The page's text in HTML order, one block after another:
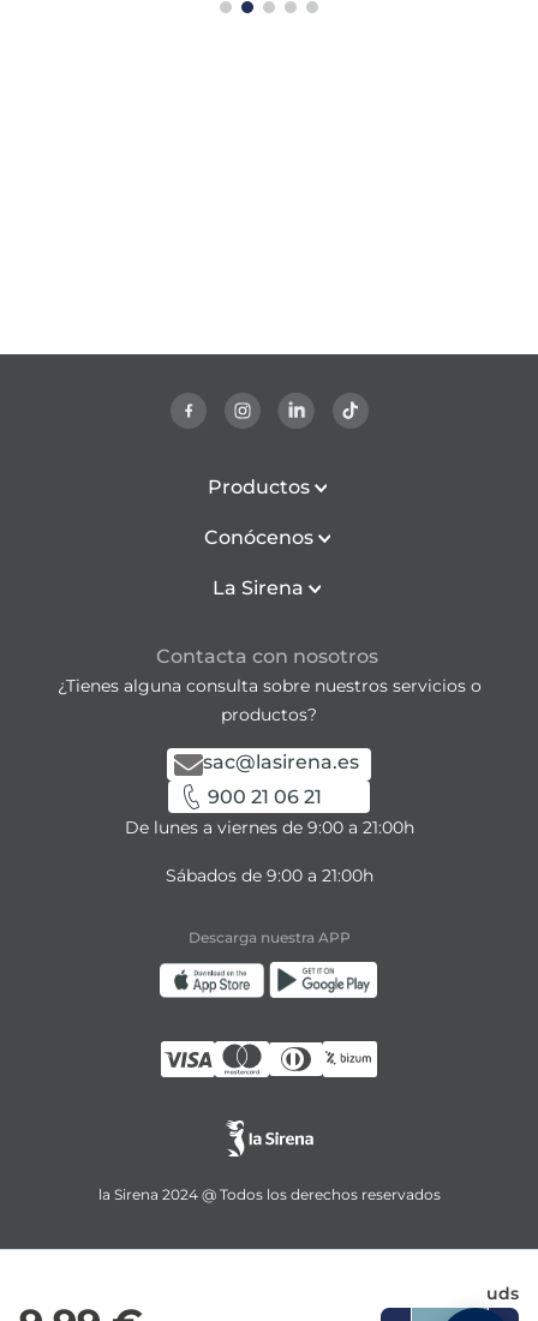
uds
Productos
Conócenos
La Sirena
Contacta con nosotros
¿Tienes alguna consulta sobre nuestros servicios o
productos?
sac@lasirena.es
900 21 06 21
De lunes a viernes de 9:00 a 21:00h
Sábados de 9:00 a 21:00h
Descarga nuestra APP
la Sirena 2024 @ Todos los derechos reservados